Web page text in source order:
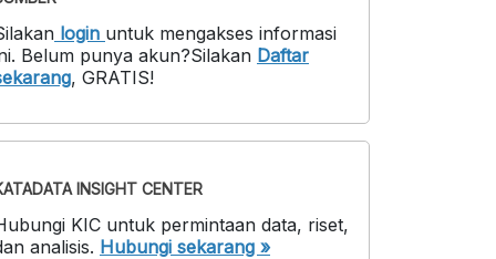
login untuk mengakses informasi
. Belum punya akun?Silakan Daftar
, GRATIS!
INSIGHT CENTER
KIC untuk permintaan data, riset,
analisis. Hubungi sekarang »